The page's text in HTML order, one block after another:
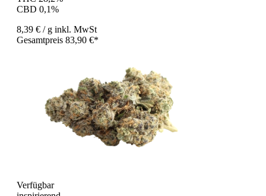
CBD 0,1%
8,39 € / g inkl. MwSt
Gesamtpreis 83,90 €*
Verfügbar